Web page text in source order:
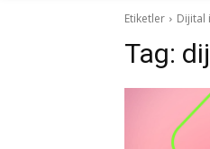
Etiketler Dijital
Tag: